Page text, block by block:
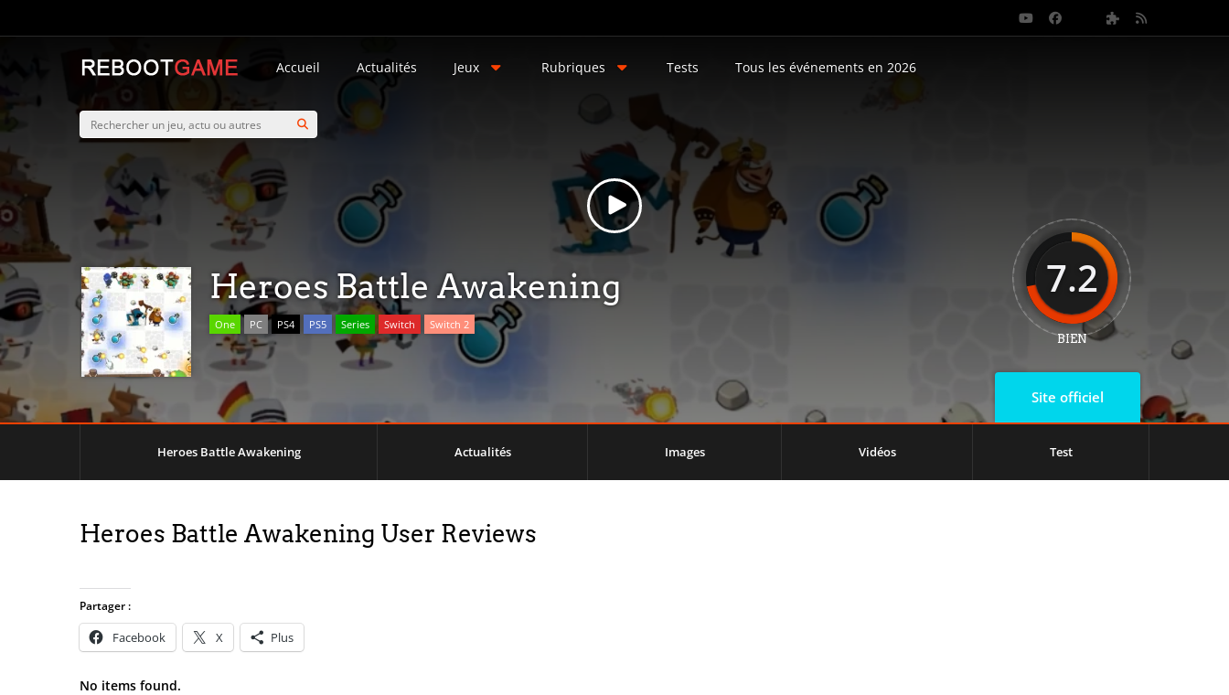
Accueil Actualités Jeux Rubriques Tests Tous les événements en 2026
Heroes Battle Awakening
One PC PS4 PS5 Series Switch Switch 2
Site officiel
7.2
BIEN
Heroes Battle Awakening Actualités Images Vidéos Test
Heroes Battle Awakening User Reviews
Partager :
Facebook X Plus
No items found.